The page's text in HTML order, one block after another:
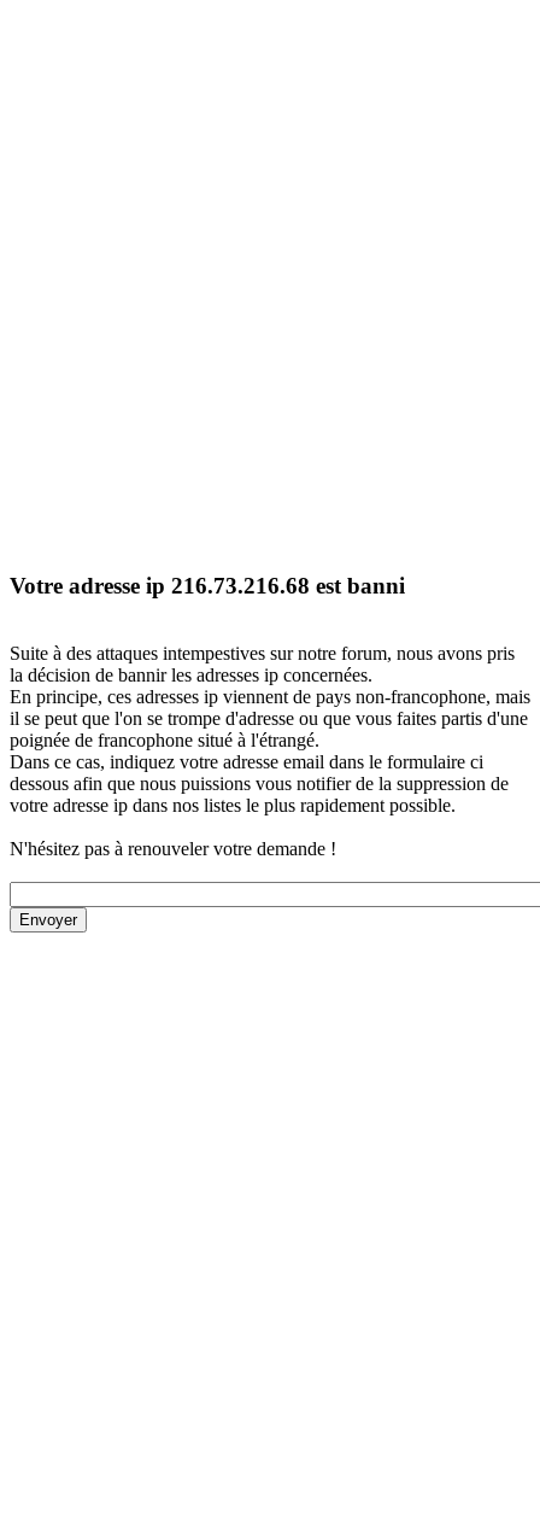
Votre adresse ip 216.73.216.68 est banni
Suite à des attaques intempestives sur notre forum, nous avons pris
la décision de bannir les adresses ip concernées.
En principe, ces adresses ip viennent de pays non-francophone, mais
il se peut que l'on se trompe d'adresse ou que vous faites partis d'une
poignée de francophone situé à l'étrangé.
Dans ce cas, indiquez votre adresse email dans le formulaire ci
dessous afin que nous puissions vous notifier de la suppression de
votre adresse ip dans nos listes le plus rapidement possible.
N'hésitez pas à renouveler votre demande !